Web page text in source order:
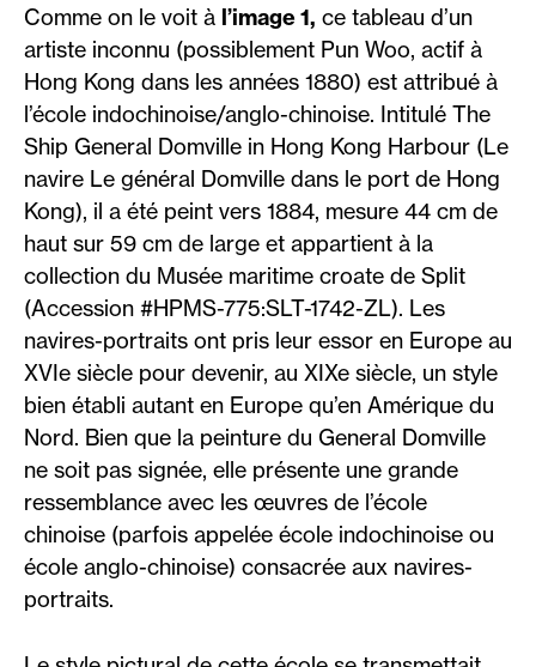
Comme on le voit à l’image 1, ce tableau d’un
artiste inconnu (possiblement Pun Woo, actif à
Hong Kong dans les années 1880) est attribué à
l’école indochinoise/anglo-chinoise. Intitulé The
Ship General Domville in Hong Kong Harbour (Le
navire Le général Domville dans le port de Hong
Kong), il a été peint vers 1884, mesure 44 cm de
haut sur 59 cm de large et appartient à la
collection du Musée maritime croate de Split
(Accession #HPMS-775:SLT-1742-ZL). Les
navires-portraits ont pris leur essor en Europe au
XVIe siècle pour devenir, au XIXe siècle, un style
bien établi autant en Europe qu’en Amérique du
Nord. Bien que la peinture du General Domville
ne soit pas signée, elle présente une grande
ressemblance avec les œuvres de l’école
chinoise (parfois appelée école indochinoise ou
école anglo-chinoise) consacrée aux navires-
portraits.